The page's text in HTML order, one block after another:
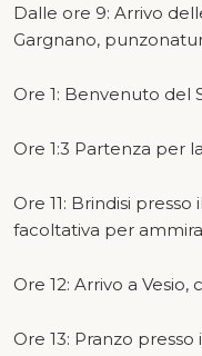
Dalle ore 9: Arrivo
Gargnano,
Ore 1: Benvenuto del
Ore 1:3 Partenza per
Ore 11: Brindisi
facoltativa per
Ore 12: Arrivo a
Ore 13: Pranzo